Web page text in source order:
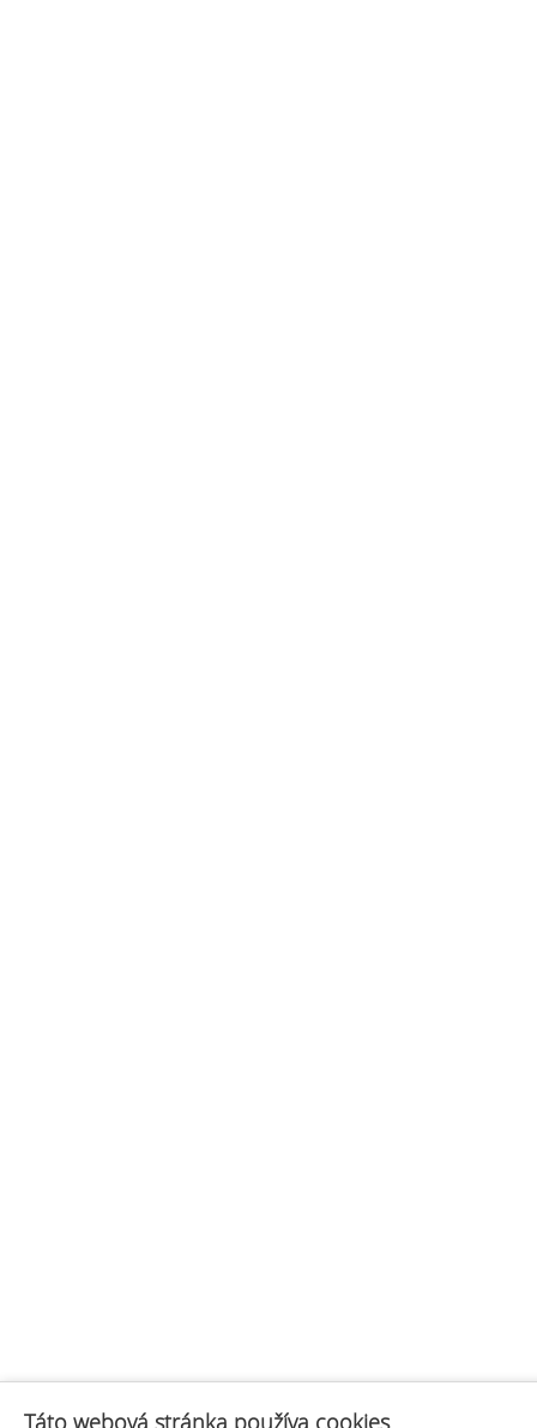
Táto webová stránka používa cookies